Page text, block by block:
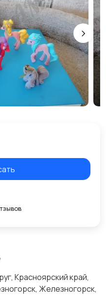
Красноярский край,
Железногорск,